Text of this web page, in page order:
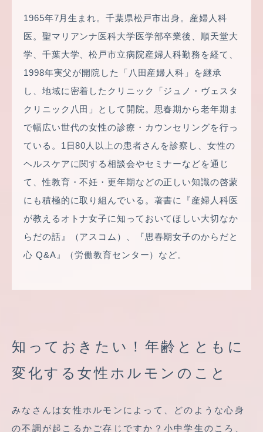
1965年7月生まれ。千葉県松戸市出身。産婦人科
医。聖マリアンナ医科大学医学部卒業後、順天堂大
学、千葉大学、松戸市立病院産婦人科勤務を経て、
1998年実父が開院した「八田産婦人科」を継承
し、地域に密着したクリニック「ジュノ・ヴェスタ
クリニック八田」として開院。思春期から老年期ま
で幅広い世代の女性の診療・カウンセリングを行っ
ている。1日80人以上の患者さんを診察し、女性の
ヘルスケアに関する相談会やセミナーなどを通じ
て、性教育・不妊・更年期などの正しい知識の啓蒙
にも積極的に取り組んでいる。著書に『産婦人科医
が教えるオトナ女子に知っておいてほしい大切なか
らだの話』（アスコム）、『思春期女子のからだと
心 Q&A』（労働教育センター）など。
知っておきたい！年齢とともに
変化する女性ホルモンのこと
みなさんは女性ホルモンによって、どのような心身
の不調が起こるかご存じですか？小中学生のころ、